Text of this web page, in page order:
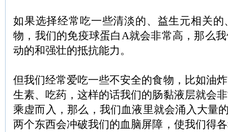
如果选择经常吃一些清淡的、益生元相关
物，我们的免疫球蛋白A就会非常高，那么
动的和强壮的抵抗能力。
但我们经常爱吃一些不安全的食物，比如油
生素、吃药，这样的话我们的肠黏液层就会
乘虚而入，那么，我们血液里就会涌入大量
两个东西会冲破我们的血脑屏障，使我们得